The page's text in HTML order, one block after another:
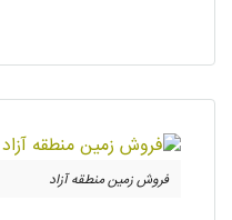
فروش زمین منطقه آزاد